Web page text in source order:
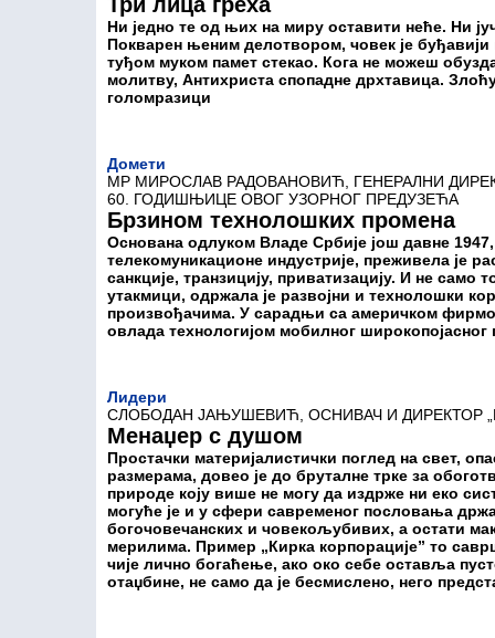
Ни једно те од њих на миру оставити неће. Ни
Покварен њеним делотвором, човек је буђавији
туђом муком памет стекао. Кога не можеш
молитву, Антихриста спопадне дрхтавица.
голомразици
Домети
МР МИРОСЛАВ РАДОВАНОВИЋ, ГЕНЕРАЛНИ
60. ГОДИШЊИЦЕ ОВОГ УЗОРНОГ ПРЕДУЗЕЋА
Брзином технолошких промена
Основана одлуком Владе Србије још давне
телекомуникационе индустрије, преживела је
санкције, транзицију, приватизацију. И не само
утакмици, одржала је развојни и технолошки
произвођачима. У сарадњи са америчком
овлада технологијом мобилног широкопојасног
Лидери
СЛОБОДАН ЈАЊУШЕВИЋ, ОСНИВАЧ И ДИРЕКТОР
Mенаџер с душом
Простачки материјалистички поглед на свет,
размерама, довео је до бруталне трке за
природе коју више не могу да издрже ни еко
могуће је и у сфери савременог пословања
богочовечанских и човекољубивих, а остати
мерилима. Пример „Кирка корпорације” то
чије лично богаћење, ако око себе оставља
отаџбине, не само да је бесмислено, него